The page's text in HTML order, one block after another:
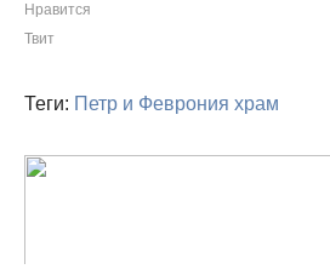
Нравится
Твит
Теги: Петр и Феврония храм